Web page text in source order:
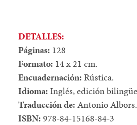
DETALLES:
Páginas: 128
Formato: 14 x 21 cm.
Encuadernación:Rústica.
Idioma:Inglés, edición
Traducción de:Antonio Albors.
ISBN:978-84-15168-84-3